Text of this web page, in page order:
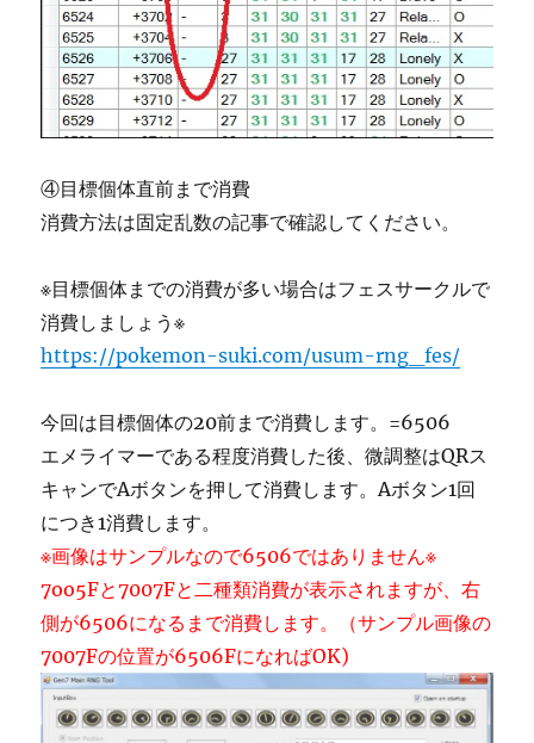
④目標個体直前まで消費
消費方法は固定乱数の記事で確認してください。
※目標個体までの消費が多い場合はフェスサークルで
消費しましょう※
https://pokemon-suki.com/usum-rng_fes/
今回は目標個体の20前まで消費します。=6506
エメライマーである程度消費した後、微調整はQRス
キャンでAボタンを押して消費します。Aボタン1回
につき1消費します。
※画像はサンプルなので6506ではありません※
7oo5Fと7007Fと二種類消費が表示されますが、右
側が6506になるまで消費します。（サンプル画像の
7007Fの位置が6506FになればOK)